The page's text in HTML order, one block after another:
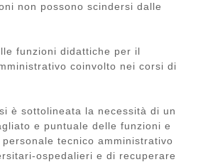
non possono scindersi dalle
funzioni didattiche per il
coinvolto nei corsi di
è sottolineata la necessità di un
e puntuale delle funzioni e
tecnico amministrativo
ospedalieri e di recuperare